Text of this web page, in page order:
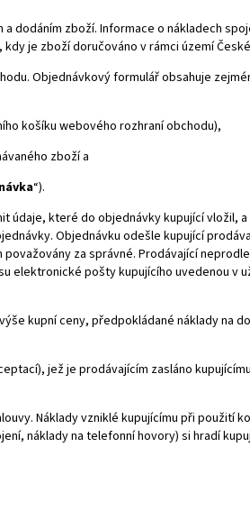
dodáním zboží. Informace o nákladech
je zboží doručováno v rámci území
Objednávkový formulář obsahuje
košíku webového rozhraní obchodu),
zboží a
“).
údaje, které do objednávky kupující vložil, a
Objednávku odešle kupující
za správné. Prodávající
elektronické pošty kupujícího uvedenou v
kupní ceny, předpokládané náklady na
jež je prodávajícím zasláno kupujícímu
Náklady vzniklé kupujícímu při použití
náklady na telefonní hovory) si hradí